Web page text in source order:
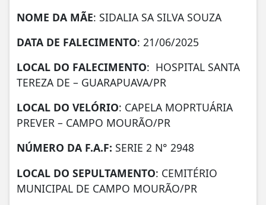
NOME DA MÃE: SIDALIA SA SILVA SOUZA
DATA DE FALECIMENTO: 21/06/2025
LOCAL DO FALECIMENTO: HOSPITAL SANTA
TEREZA DE – GUARAPUAVA/PR
LOCAL DO VELÓRIO: CAPELA MOPRTUÁRIA
PREVER – CAMPO MOURÃO/PR
NÚMERO DA F.A.F: SERIE 2 N° 2948
LOCAL DO SEPULTAMENTO: CEMITÉRIO
MUNICIPAL DE CAMPO MOURÃO/PR